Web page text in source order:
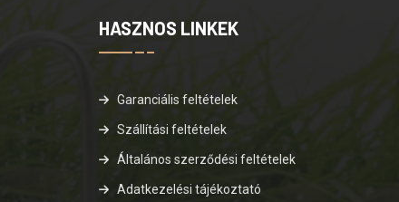
HASZNOS LINKEK
Garanciális feltételek
Szállítási feltételek
Általános szerződési feltételek
Adatkezelési tájékoztató